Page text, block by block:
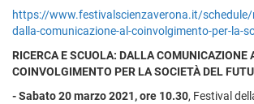
https://www.festivalscienzaverona.it/schedule/
dalla-comunicazione-al-coinvolgimento-per-la-
RICERCA E SCUOLA: DALLA COMUNICAZIONE
COINVOLGIMENTO PER LA SOCIETÀ DEL
-Sabato 20 marzo 2021, ore 10.30, Festival